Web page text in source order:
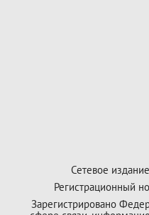
Сетевое
Регистрационный
Зарегистрировано